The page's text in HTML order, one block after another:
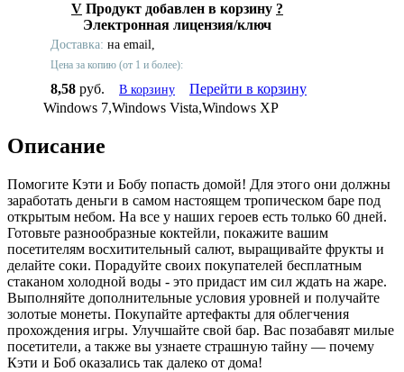
V Продукт добавлен в корзину ?
Электронная лицензия/ключ
Доставка: на email,
Цена за копию (от 1 и более):
8,58 руб. В корзину
Перейти в корзину
Windows 7,Windows Vista,Windows XP
Описание
Помогите Кэти и Бобу попасть домой! Для этого они должны
заработать деньги в самом настоящем тропическом баре под
открытым небом. На все у наших героев есть только 60 дней.
Готовьте разнообразные коктейли, покажите вашим
посетителям восхитительный салют, выращивайте фрукты и
делайте соки. Порадуйте своих покупателей бесплатным
стаканом холодной воды - это придаст им сил ждать на жаре.
Выполняйте дополнительные условия уровней и получайте
золотые монеты. Покупайте артефакты для облегчения
прохождения игры. Улучшайте свой бар. Вас позабавят милые
посетители, а также вы узнаете страшную тайну — почему
Кэти и Боб оказались так далеко от дома!